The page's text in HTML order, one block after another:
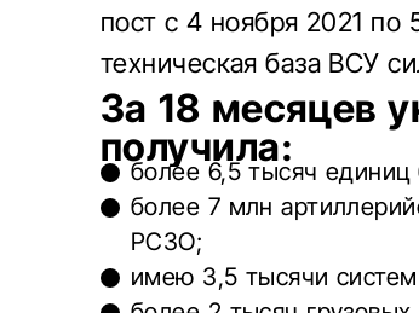
пост с 4 ноября 2021 по
техническая база ВСУ
За 18 месяцев
получила:
более 6,5 тысяч
более 7 млн
РСЗО;
имею 3,5 тысячи